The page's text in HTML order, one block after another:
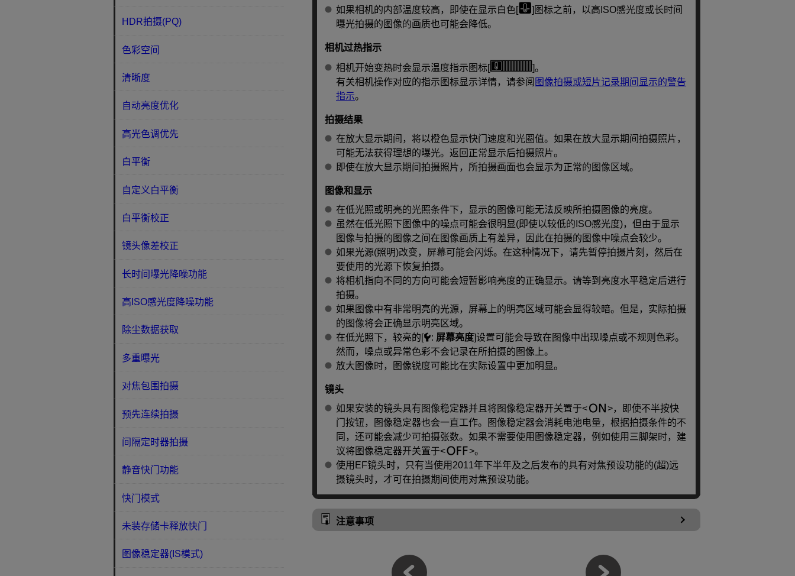
如果相机的内部温度较高，即使在显示白色[
]图标之前，以高ISO感光度或长时间
曝光拍摄的图像的画质也可能会降低。
相机过热指示
相机开始变热时会显示温度指示图标[
]。
有关相机操作对应的指示图标显示详情，请参阅 图像拍摄或短片记录期间显示的警告
指示。
拍摄结果
在放大显示期间，将以橙色显示快门速度和光圈值。如果在放大显示期间拍摄照片，
可能无法获得理想的曝光。返回正常显示后拍摄照片。
即使在放大显示期间拍摄照片，所拍摄画面也会显示为正常的图像区域。
图像和显示
在低光照或明亮的光照条件下，显示的图像可能无法反映所拍摄图像的亮度。
虽然在低光照下图像中的噪点可能会很明显(即使以较低的ISO感光度)，但由于显示
图像与拍摄的图像之间在图像画质上有差异，因此在拍摄的图像中噪点会较少。
如果光源(照明)改变，屏幕可能会闪烁。在这种情况下，请先暂停拍摄片刻，然后在
要使用的光源下恢复拍摄。
将相机指向不同的方向可能会短暂影响亮度的正确显示。请等到亮度水平稳定后进行
拍摄。
如果图像中有非常明亮的光源，屏幕上的明亮区域可能会显得较暗。但是，实际拍摄
的图像将会正确显示明亮区域。
在低光照下，较亮的[
: 屏幕亮度]设置可能会导致在图像中出现噪点或不规则色彩。
然而，噪点或异常色彩不会记录在所拍摄的图像上。
放大图像时，图像锐度可能比在实际设置中更加明显。
镜头
如果安装的镜头具有图像稳定器并且将图像稳定器开关置于
，即使不半按快
门按钮，图像稳定器也会一直工作。图像稳定器会消耗电池电量，根据拍摄条件的不
同，还可能会减少可拍摄张数。如果不需要使用图像稳定器，例如使用三脚架时，建
议将图像稳定器开关置于
。
使用EF镜头时，只有当使用2011年下半年及之后发布的具有对焦预设功能的(超)远
摄镜头时，才可在拍摄期间使用对焦预设功能。
注意事项
HDR拍摄(PQ)
色彩空间
清晰度
自动亮度优化
高光色调优先
白平衡
自定义白平衡
白平衡校正
镜头像差校正
长时间曝光降噪功能
高ISO感光度降噪功能
除尘数据获取
多重曝光
对焦包围拍摄
预先连续拍摄
间隔定时器拍摄
静音快门功能
快门模式
未装存储卡释放快门
图像稳定器(IS模式)